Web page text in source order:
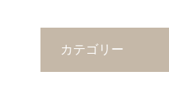
カテゴリー